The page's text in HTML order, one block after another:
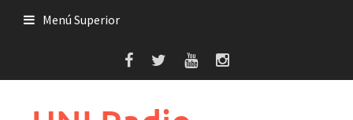
Menú Superior